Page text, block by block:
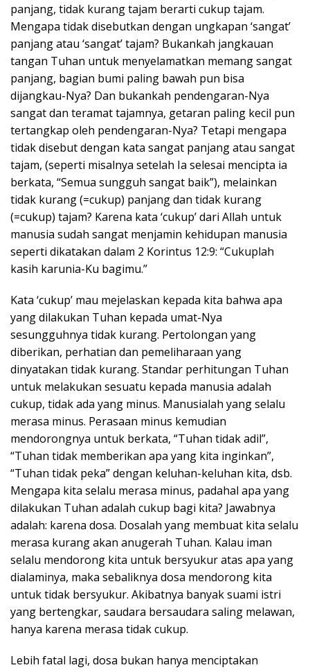
panjang, tidak kurang tajam berarti cukup tajam.
Mengapa tidak disebutkan dengan ungkapan ‘sangat’
panjang atau ‘sangat’ tajam? Bukankah jangkauan
tangan Tuhan untuk menyelamatkan memang sangat
panjang, bagian bumi paling bawah pun bisa
dijangkau-Nya? Dan bukankah pendengaran-Nya
sangat dan teramat tajamnya, getaran paling kecil pun
tertangkap oleh pendengaran-Nya? Tetapi mengapa
tidak disebut dengan kata sangat panjang atau sangat
tajam, (seperti misalnya setelah Ia selesai mencipta ia
berkata, “Semua sungguh sangat baik”), melainkan
tidak kurang (=cukup) panjang dan tidak kurang
(=cukup) tajam? Karena kata ‘cukup’ dari Allah untuk
manusia sudah sangat menjamin kehidupan manusia
seperti dikatakan dalam 2 Korintus 12:9: “Cukuplah
kasih karunia-Ku bagimu.”
Kata ‘cukup’ mau mejelaskan kepada kita bahwa apa
yang dilakukan Tuhan kepada umat-Nya
sesungguhnya tidak kurang. Pertolongan yang
diberikan, perhatian dan pemeliharaan yang
dinyatakan tidak kurang. Standar perhitungan Tuhan
untuk melakukan sesuatu kepada manusia adalah
cukup, tidak ada yang minus. Manusialah yang selalu
merasa minus. Perasaan minus kemudian
mendorongnya untuk berkata, “Tuhan tidak adil”,
“Tuhan tidak memberikan apa yang kita inginkan”,
“Tuhan tidak peka” dengan keluhan-keluhan kita, dsb.
Mengapa kita selalu merasa minus, padahal apa yang
dilakukan Tuhan adalah cukup bagi kita? Jawabnya
adalah: karena dosa. Dosalah yang membuat kita selalu
merasa kurang akan anugerah Tuhan. Kalau iman
selalu mendorong kita untuk bersyukur atas apa yang
dialaminya, maka sebaliknya dosa mendorong kita
untuk tidak bersyukur. Akibatnya banyak suami istri
yang bertengkar, saudara bersaudara saling melawan,
hanya karena merasa tidak cukup.
Lebih fatal lagi, dosa bukan hanya menciptakan